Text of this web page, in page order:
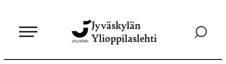
sisältöön
Jyväskylän
Ylioppilaslehti
Siirry